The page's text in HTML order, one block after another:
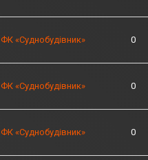
ФК «Суднобудівник» 0
ФК «Суднобудівник» 0
ФК «Суднобудівник» 0